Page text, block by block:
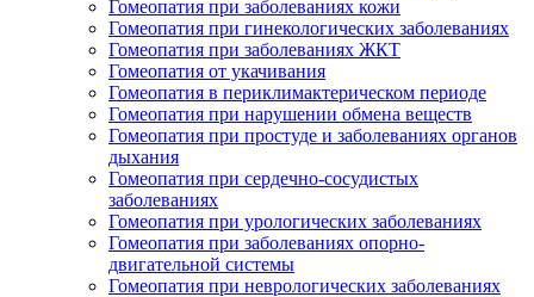
Гомеопатия при заболеваниях кожи
Гомеопатия при гинекологических заболеваниях
Гомеопатия при заболеваниях ЖКТ
Гомеопатия от укачивания
Гомеопатия в периклимактерическом периоде
Гомеопатия при нарушении обмена веществ
Гомеопатия при простуде и заболеваниях органов
дыхания
Гомеопатия при сердечно-сосудистых
заболеваниях
Гомеопатия при урологических заболеваниях
Гомеопатия при заболеваниях опорно-
двигательной системы
Гомеопатия при неврологических заболеваниях